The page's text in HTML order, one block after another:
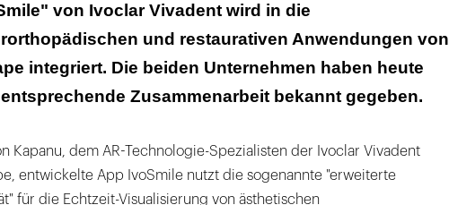
von Ivoclar Vivadent wird in die
und restaurativen Anwendungen von
integriert. Die beiden Unternehmen haben heute
Zusammenarbeit bekannt gegeben.
Kapanu, dem AR-Technologie-Spezialisten der Ivoclar Vivadent
entwickelte App IvoSmile nutzt die sogenannte "erweiterte
für die Echtzeit-Visualisierung von ästhetischen